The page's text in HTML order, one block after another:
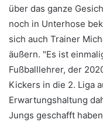
über das ganze
noch in Unterhose
sich auch Trainer
äußern. "Es ist
Fußballlehrer, der
Kickers in die 2. Liga
Erwartungshaltung
Jungs geschafft